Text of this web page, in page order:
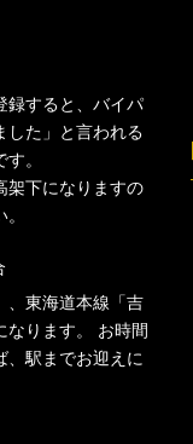
録すると、バイパ
した」と言われる
。
架下になりますの
、東海道本線「吉
なります。 お時間
、駅までお迎えに